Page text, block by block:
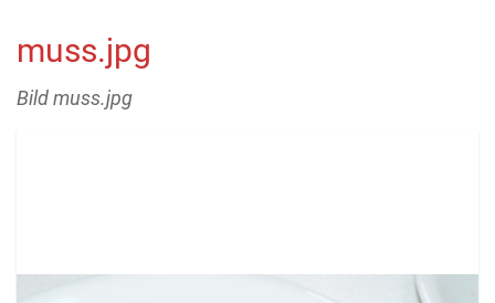
muss.jpg
Bild muss.jpg